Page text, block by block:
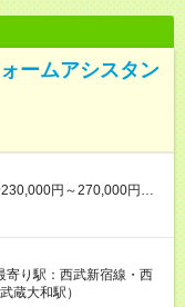
ームアシスタン
円～270,000円）
2日制） ※業務状況によ
場合があります（出勤し
残業代別途支給 ※休日出
程度の残業が発生する場
期間】試用
寄り駅：西武新宿線・西
蔵大和駅）